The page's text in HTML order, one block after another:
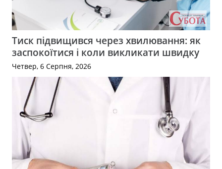
Тиск підвищився через хвилювання: як
заспокоїтися і коли викликати швидку
Четвер, 6 Серпня, 2026